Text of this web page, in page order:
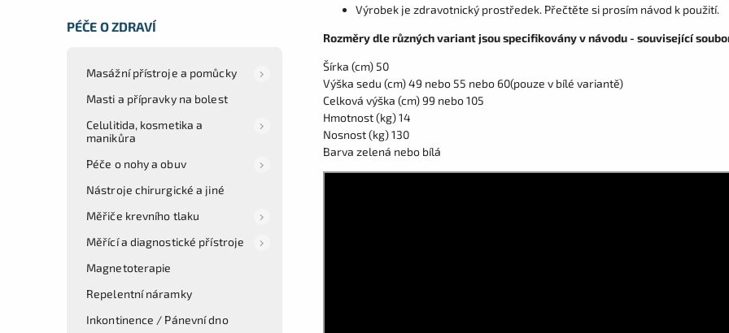
PÉČE O ZDRAVÍ
Masážní přístroje a pomůcky
Masti a přípravky na bolest
Celulitida, kosmetika a
manikůra
Péče o nohy a obuv
Nástroje chirurgické a jiné
Měřiče krevního tlaku
Měřící a diagnostické přístroje
Magnetoterapie
Repelentní náramky
Inkontinence / Pánevní dno
Výrobek je zdravotnický prostředek. Přečtěte si prosím návod k použití.
Rozměry dle různých variant jsou specifikovány v návodu - související
Šírka (cm) 50
Výška sedu (cm) 49 nebo 55 nebo 60(pouze v bílé variantě)
Celková výška (cm) 99 nebo 105
Hmotnost (kg) 14
Nosnost (kg) 130
Barva zelená nebo bílá